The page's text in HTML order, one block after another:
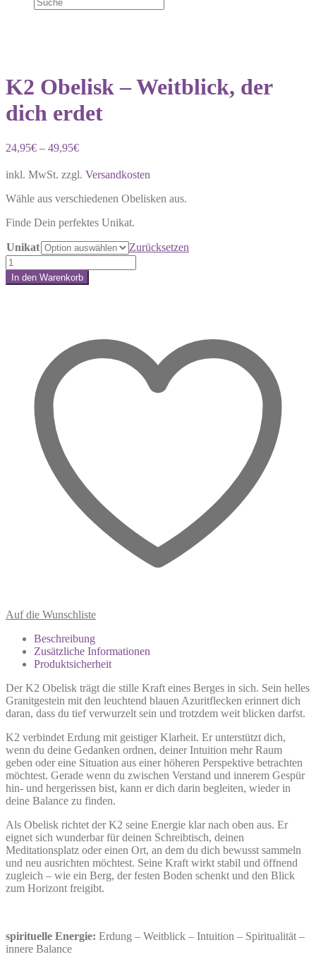
K2 Obelisk – Weitblick, der
dich erdet
24,95€ – 49,95€
inkl. MwSt. zzgl. Versandkosten
Wähle aus verschiedenen Obelisken aus.
Finde Dein perfektes Unikat.
Unikat
Zurücksetzen
K2
Obelisk
–
In den Warenkorb
Auf die Wunschliste
Beschreibung
Zusätzliche Informationen
Produktsicherheit
Der K2 Obelisk trägt die stille Kraft eines Berges in sich. Sein helles
Granitgestein mit den leuchtend blauen Azuritflecken erinnert dich
daran, dass du tief verwurzelt sein und trotzdem weit blicken darfst.
K2 verbindet Erdung mit geistiger Klarheit. Er unterstützt dich,
wenn du deine Gedanken ordnen, deiner Intuition mehr Raum
geben oder eine Situation aus einer höheren Perspektive betrachten
möchtest. Gerade wenn du zwischen Verstand und innerem Gespür
hin- und hergerissen bist, kann er dich darin begleiten, wieder in
deine Balance zu finden.
Als Obelisk richtet der K2 seine Energie klar nach oben aus. Er
eignet sich wunderbar für deinen Schreibtisch, deinen
Meditationsplatz oder einen Ort, an dem du dich bewusst sammeln
und neu ausrichten möchtest. Seine Kraft wirkt stabil und öffnend
zugleich – wie ein Berg, der festen Boden schenkt und den Blick
zum Horizont freigibt.
spirituelle Energie: Erdung – Weitblick – Intuition – Spiritualität –
innere Balance